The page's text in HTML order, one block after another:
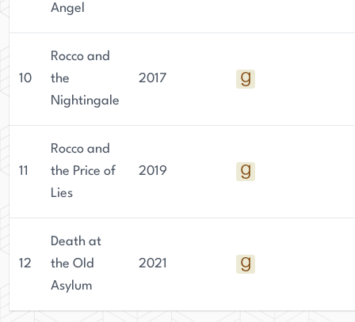
Angel
10
Rocco and
the
Nightingale
2017
11
Rocco and
the Price of
Lies
2019
12
Death at
the Old
Asylum
2021